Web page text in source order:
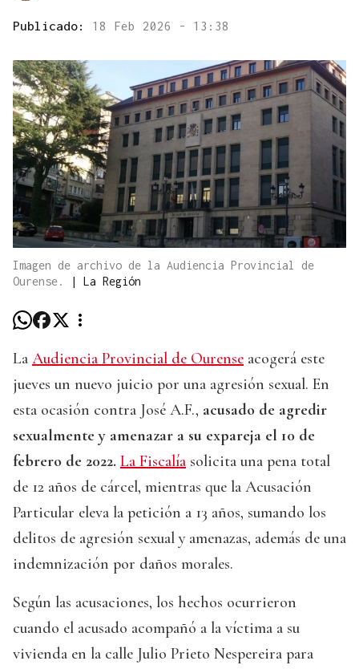
Publicado: 18 Feb 2026 - 13:38
Imagen de archivo de la Audiencia Provincial de
Ourense.
| La Región
La Audiencia Provincial de Ourense acogerá este
jueves un nuevo juicio por una agresión sexual. En
esta ocasión contra José A.F., acusado de agredir
sexualmente y amenazar a su expareja el 10 de
febrero de 2022. La Fiscalía solicita una pena total
de 12 años de cárcel, mientras que la Acusación
Particular eleva la petición a 13 años, sumando los
delitos de agresión sexual y amenazas, además de una
indemnización por daños morales.
Según las acusaciones, los hechos ocurrieron
cuando el acusado acompañó a la víctima a su
vivienda en la calle Julio Prieto Nespereira para